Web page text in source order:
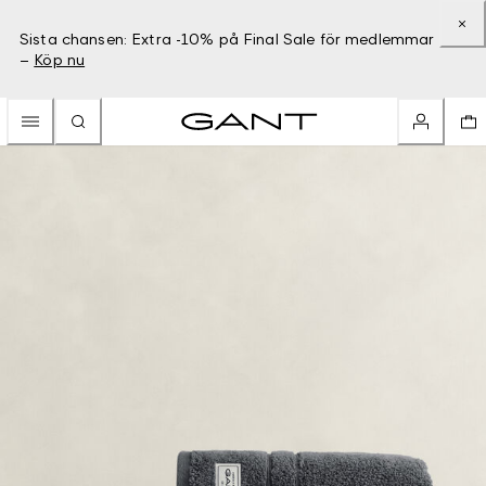
Sista chansen: Extra -10% på Final Sale för medlemmar
– Köp nu